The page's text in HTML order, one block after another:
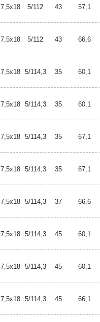
7,5x18 5/112 43 57,1
7,5x18 5/112 43 66,6
7,5x18 5/114,3 35 60,1
7,5x18 5/114,3 35 60,1
7,5x18 5/114,3 35 67,1
7,5x18 5/114,3 35 67,1
7,5x18 5/114,3 37 66,6
7,5x18 5/114,3 45 60,1
7,5x18 5/114,3 45 60,1
7,5x18 5/114,3 45 66,1